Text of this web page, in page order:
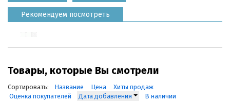
Рекомендуем посмотреть
Товары, которые Вы смотрели
Сортировать: Название Цена
Хиты продаж
Оценка покупателей
Дата добавления В наличии